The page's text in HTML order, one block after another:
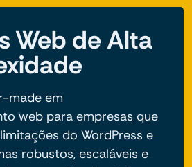
Web de Alta
made em
web para empresas que
do WordPress e
robustos, escaláveis e